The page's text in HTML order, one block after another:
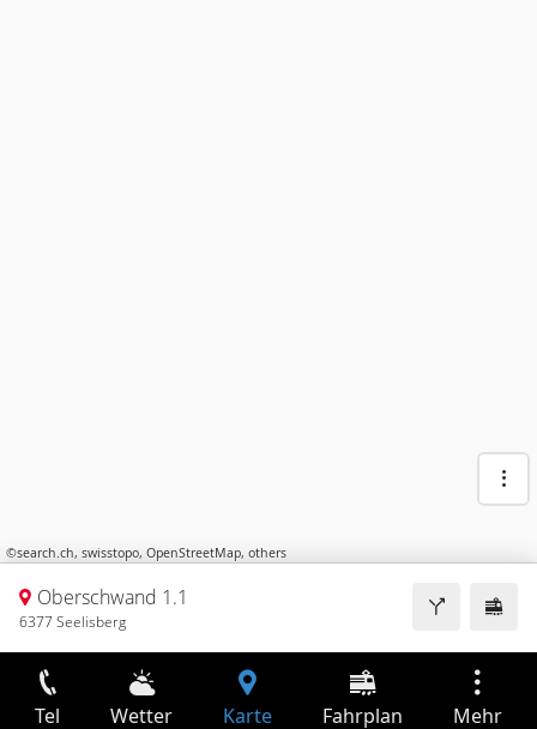
©search.ch, swisstopo, OpenStreetMap, others
Oberschwand 1.1
6377 Seelisberg
Tel Wetter Karte Fahrplan Mehr